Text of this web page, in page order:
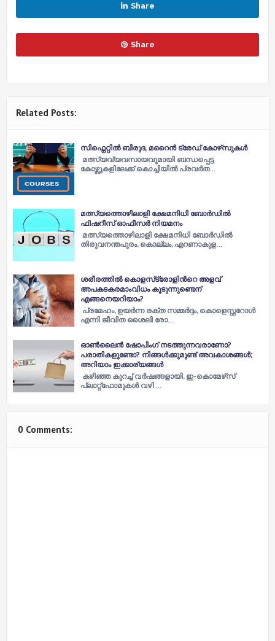
Share
Share
Related Posts:
സിഫ്നെറ്റിൽ ബിരുദ, മറൈൻ ട്രേഡ് കോഴ്‌സുകൾ
മത്സ്യവ്യവസായവുമായി ബന്ധപ്പെട്ട
കോഴ്സുകളിലേക്ക് കൊച്ചിയിൽ പ്രവർത…
മത്സ്യത്തൊഴിലാളി ക്ഷേമനിധി ബോർഡിൽ
ഫിഷറീസ് ഓഫീസർ നിയമനം
മത്സ്യത്തൊഴിലാളി ക്ഷേമനിധി ബോർഡിൽ
തിരുവനന്തപുരം, കൊല്ലം, എറണാകുള…
ശരീരത്തിൽ കൊളസ്‌ട്രോളിൻറെ അളവ്
അപകടകരമാംവിധം കൂടുന്നുണ്ടെന്
എങ്ങനെയറിയാം?
പ്രമേഹം, ഉയർന്ന രക്ത സമ്മർദ്ദം, കൊളെസ്റ്ററോൾ
എന്നി ജീവിത ശൈലി രോ…
ഓണ്‍ലൈന്‍ ഷോപിംഗ് നടത്തുന്നവരാണോ?
പരാതികളുണ്ടോ? നിങ്ങള്‍ക്കുമുണ്ട് അവകാശങ്ങള്‍;
അറിയാം ഇക്കാര്യങ്ങള്‍
കഴിഞ്ഞ കുറച്ച്‌ വര്‍ഷങ്ങളായി, ഇ-കൊമേഴ്‌സ്
പ്ലാറ്റ്‌ഫോമുകള്‍ വഴി …
0 Comments: